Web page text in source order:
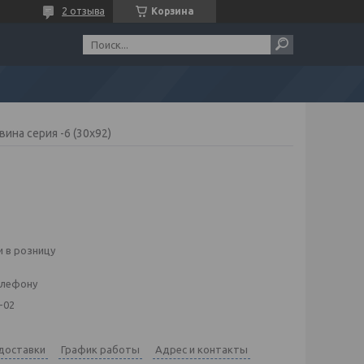
Корзина
2 отзыва
серия -6 (30х92)
в розницу
02
График работы Адрес и контакты